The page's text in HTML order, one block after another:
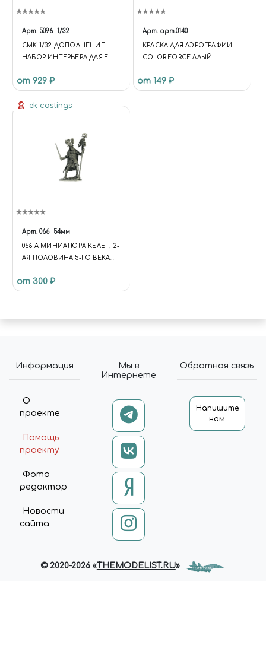
Арт. 5096 1/32
CMK 1/32 ДОПОЛНЕНИЕ
НАБОР ИНТЕРЬЕРА ДЛЯ F-
от 929 ₽
Арт. арт.0140
КРАСКА ДЛЯ АЭРОГРАФИИ
COLOR FORCE АЛЫЙ
от 149 ₽
ek castings
Арт. 066 54мм
066 A МИНИАТЮРА КЕЛЬТ, 2-
АЯ ПОЛОВИНА 5-ГО ВЕКА
от 300 ₽
Информация
О
проекте
Помощь
проекту
Фото
редактор
Новости
сайта
Мы в
Интернете
Обратная связь
Напишите
нам
© 2020-2026 «THEMODELIST.RU»